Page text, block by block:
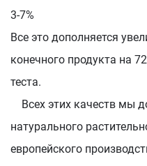
3-7%
Все это дополняется
конечного продукта на
теста.
Всех этих качеств мы
натурального
европейского